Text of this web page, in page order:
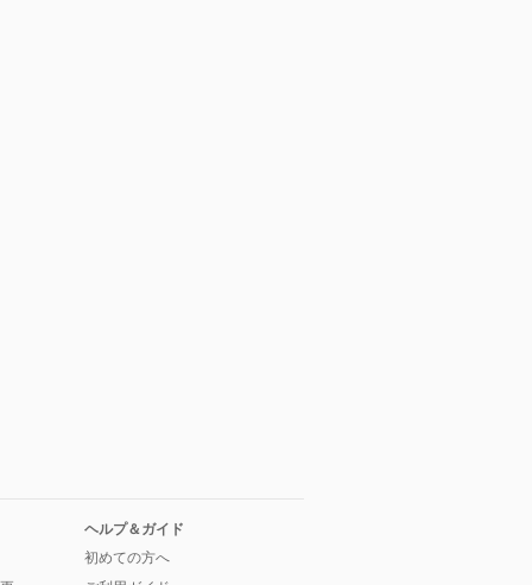
ヘルプ＆ガイド
初めての方へ